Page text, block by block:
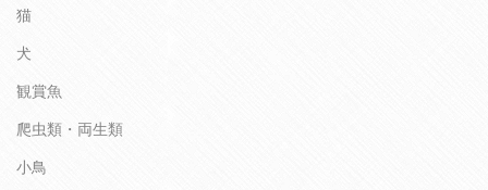
猫
犬
観賞魚
爬虫類・両生類
小鳥